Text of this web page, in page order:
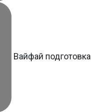
Вайфай подготовка